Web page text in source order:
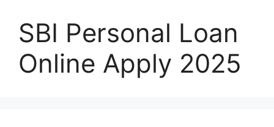
SBI Personal Loan
Online Apply 2025